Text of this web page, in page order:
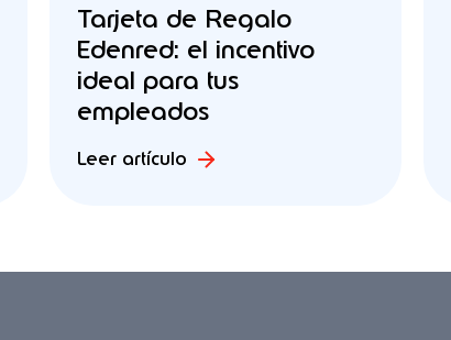
Tarjeta de Regalo
Edenred: el incentivo
ideal para tus
empleados
Leer artículo